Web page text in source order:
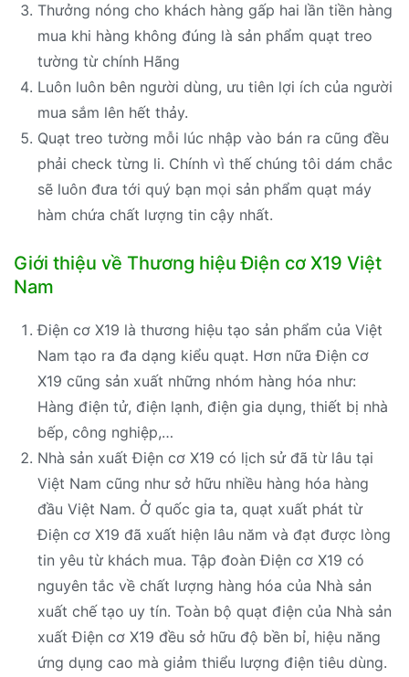
Thưởng nóng cho khách hàng gấp hai lần tiền hàng
mua khi hàng không đúng là sản phẩm quạt treo
tường từ chính Hãng
Luôn luôn bên người dùng, ưu tiên lợi ích của người
mua sắm lên hết thảy.
Quạt treo tường mỗi lúc nhập vào bán ra cũng đều
phải check từng li. Chính vì thế chúng tôi dám chắc
sẽ luôn đưa tới quý bạn mọi sản phẩm quạt máy
hàm chứa chất lượng tin cậy nhất.
Giới thiệu về Thương hiệu Điện cơ X19 Việt
Nam
Điện cơ X19 là thương hiệu tạo sản phẩm của Việt
Nam tạo ra đa dạng kiểu quạt. Hơn nữa Điện cơ
X19 cũng sản xuất những nhóm hàng hóa như:
Hàng điện tử, điện lạnh, điện gia dụng, thiết bị nhà
bếp, công nghiệp,…
Nhà sản xuất Điện cơ X19 có lịch sử đã từ lâu tại
Việt Nam cũng như sở hữu nhiều hàng hóa hàng
đầu Việt Nam. Ở quốc gia ta, quạt xuất phát từ
Điện cơ X19 đã xuất hiện lâu năm và đạt được lòng
tin yêu từ khách mua. Tập đoàn Điện cơ X19 có
nguyên tắc về chất lượng hàng hóa của Nhà sản
xuất chế tạo uy tín. Toàn bộ quạt điện của Nhà sản
xuất Điện cơ X19 đều sở hữu độ bền bỉ, hiệu năng
ứng dụng cao mà giảm thiểu lượng điện tiêu dùng.